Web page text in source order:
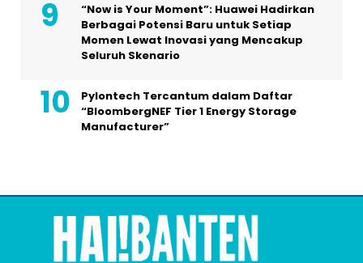
“Now is Your Moment”: Huawei Hadirkan
Berbagai Potensi Baru untuk Setiap
Momen Lewat Inovasi yang Mencakup
Seluruh Skenario
Pylontech Tercantum dalam Daftar
“BloombergNEF Tier 1 Energy Storage
Manufacturer”